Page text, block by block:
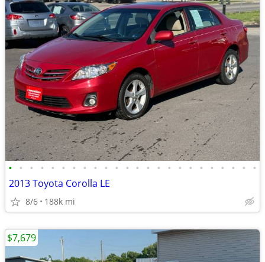
• • • • • • • • • • • • • • • • • • • • • • • •
2013 Toyota Corolla LE
8/6 188k mi
$7,679